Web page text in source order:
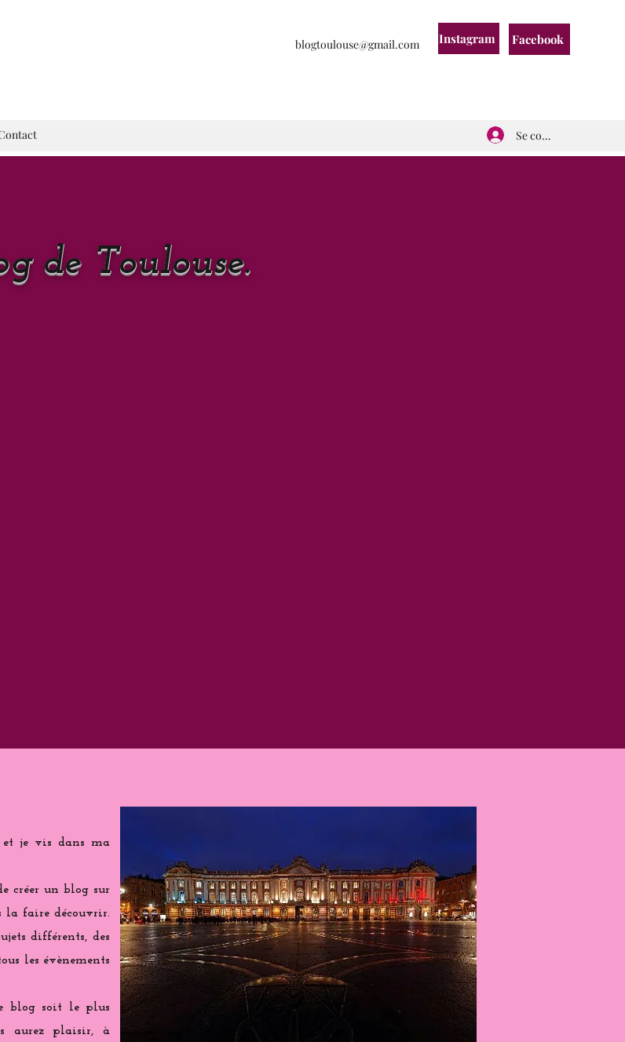
blogtoulouse@gmail.com Instagram Facebook
Se connecter
de Toulouse.
et je vis dans ma
créer un blog sur
la faire découvrir.
différents, des
les évènements
blog soit le plus
aurez plaisir, à